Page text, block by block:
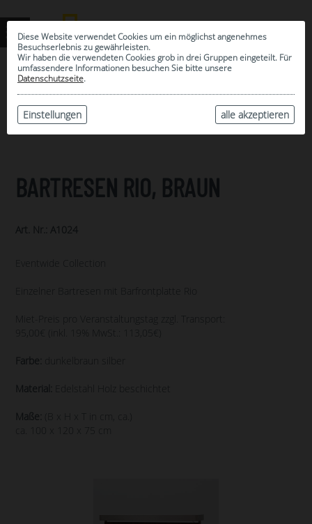
Diese Website verwendet Cookies um ein möglichst angenehmes
Besuchserlebnis zu gewährleisten.
Wir haben die verwendeten Cookies grob in drei Gruppen eingeteilt. Für
umfassendere Informationen besuchen Sie bitte unsere
Datenschutzseite.
alle akzeptieren
Einstellungen
ARCHIV
BARTRESEN RIO, BRAUN
Art. Nr.: A1024
Eventwide Collection
Einzelner Bartresen mit Barfrontplatte Rio
Miet-Preis pro Veranstaltungstag zzgl. Transport:
95,00€ (inkl. 19% MwSt.: 113,05€)
Farbe: dunkelbraun silber
Material: Edelstahl Holz beschichtet
Maße:
(B x H x T in cm, ca.)
ca. 100 x 120 x 75 cm